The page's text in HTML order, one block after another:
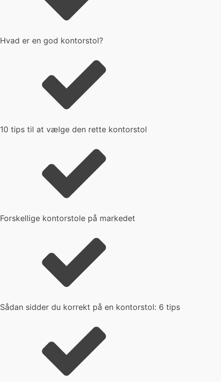
Hvad er en god kontorstol?
10 tips til at vælge den rette kontorstol
Forskellige kontorstole på markedet
Sådan sidder du korrekt på en kontorstol: 6 tips